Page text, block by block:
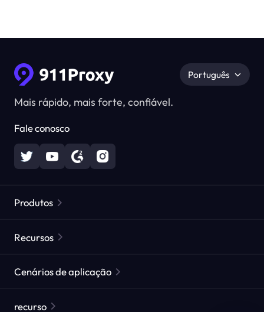
Mais rápido, mais forte, confiável.
Fale conosco
Português
Produtos
Proxies Residenciais Estáticos
Recursos
Proxy para ISP
Cenários de aplicação
recurso